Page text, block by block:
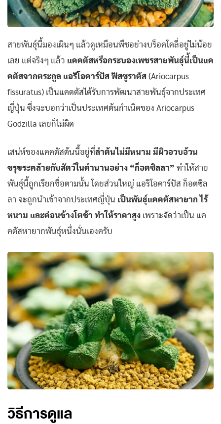
สายพันธุ์นี้มองเผินๆ แล้วดูเหมือนพืชอย่างบร็อคโคลี่อยู่ไม่น้อย
เลย แต่จริงๆ แล้ว แคคตัสหรือกระบองเพชรสายพันธุ์นี้เป็นแค
คตัสจากตระกูล แอริโอคาร์ปัส ฟิสซูราตัส (Ariocarpus
fissuratus) เป็นแคดตัสได้รับการพัฒนาสายพันธุ์จากประเทศ
ญี่ปุ่น ซึ่งจะบอกว่าเป็นประเทศต้นกำเนิดของ Ariocarpus
Godzilla เลยก็ไม่ผิด
เสน่ห์ของแคคตัสต้นนี้อยู่ที่ลำต้นไม่มีหนาม มีผิวอวบอ้วน
ขรุขระคล้ายกับสัตว์ในตำนานอย่าง “ก็อตซิลลา” ทำให้สาย
พันธุ์นี้ถูกเรียกชื่อตามนั้น โดยส่วนใหญ่ แอริโอคาร์ปัส ก็อตซิล
ลา จะถูกนำเข้าจากประเทศญี่ปุ่น เป็นพันธุ์แคคตัสหายาก ไร้
หนาม และค่อนข้างโตช้า ทำให้ราคาสูง เพราะจัดว่าเป็น แค
คตัสหายากพันธุ์หนึ่งนั่นเองครับ
วิธีการดูแล